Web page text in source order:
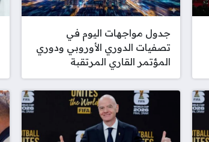
جدول مواجهات اليوم في
تصفيات الدوري الأوروبي ودوري
المؤتمر القاري المرتقبة